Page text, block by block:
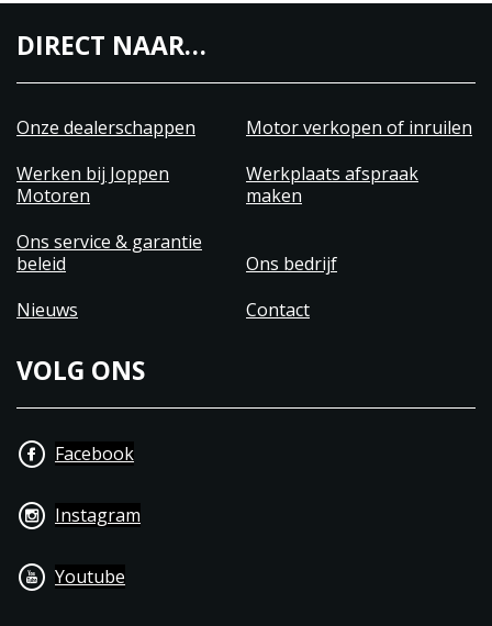
DIRECT NAAR…
Onze dealerschappen
Motor verkopen of inruilen
Werken bij Joppen
Motoren
Werkplaats afspraak
maken
Ons service & garantie
beleid
Ons bedrijf
Nieuws
Contact
VOLG ONS
Facebook
Instagram
Youtube